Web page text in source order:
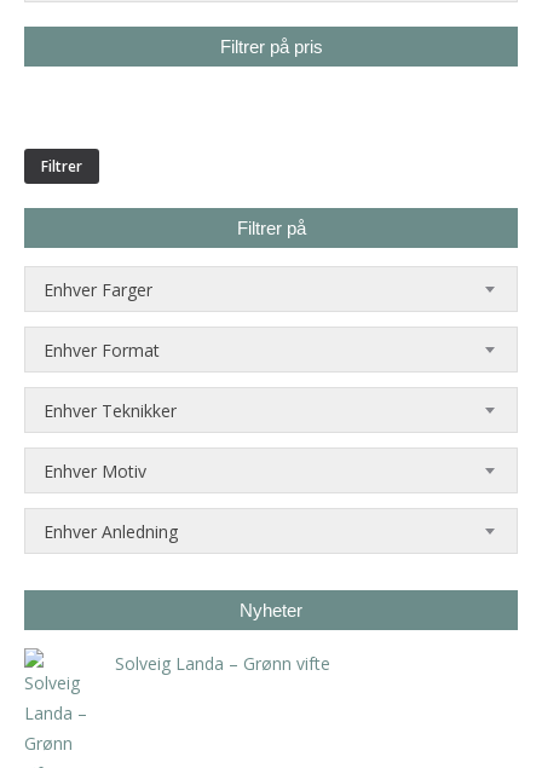
Filtrer på pris
Filtrer
Filtrer på
Enhver Farger
Enhver Format
Enhver Teknikker
Enhver Motiv
Enhver Anledning
Nyheter
Solveig Landa – Grønn vifte